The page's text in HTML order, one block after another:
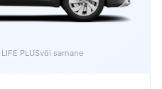
PLUSvõi sarnane